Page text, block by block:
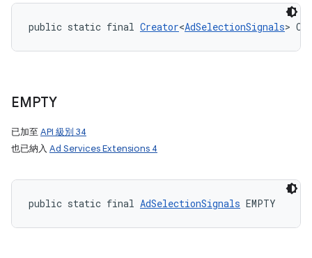
public static final Creator<AdSelectionSignals>
EMPTY
已加至 API 級別 34
也已納入 Ad Services Extensions 4
public static final AdSelectionSignals EMPTY